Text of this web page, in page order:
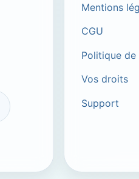
Mentions
CGU
Politique
Vos droits
Support